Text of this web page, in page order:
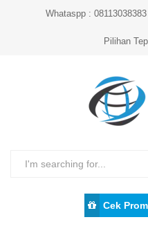
Whataspp : 08113038383
Pilihan
Cek